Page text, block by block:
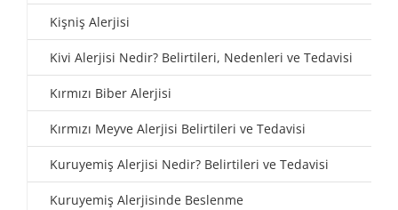
Kişniş Alerjisi
Kivi Alerjisi Nedir? Belirtileri, Nedenleri ve Tedavisi
Kırmızı Biber Alerjisi
Kırmızı Meyve Alerjisi Belirtileri ve Tedavisi
Kuruyemiş Alerjisi Nedir? Belirtileri ve Tedavisi
Kuruyemiş Alerjisinde Beslenme